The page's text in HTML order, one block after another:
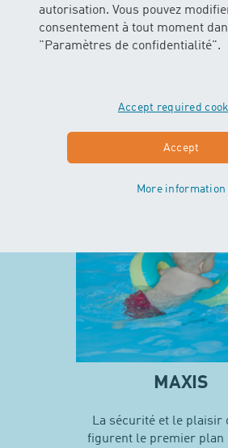
autorisation. Vous pouvez
consentement à tout moment
"Paramètres de confidentialité".
Accept required
Accept
More information
MINIS
Dans ce cours les enfants
flottent dans l’eau avec
MAXIS
La sécurité et le plaisir
figurent le premier plan